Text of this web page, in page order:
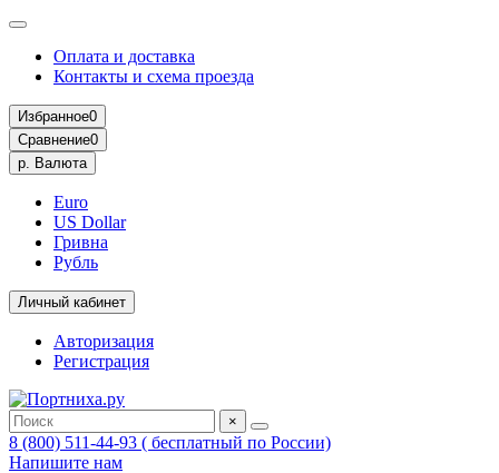
Оплата и доставка
Контакты и схема проезда
Избранное0
Сравнение0
р. Валюта
Euro
US Dollar
Гривна
Рубль
Личный кабинет
Авторизация
Регистрация
×
8 (800) 511-44-93 ( бесплатный по России)
Напишите нам